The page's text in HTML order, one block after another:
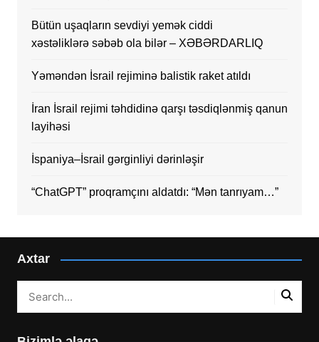
Bütün uşaqların sevdiyi yemək ciddi
xəstəliklərə səbəb ola bilər – XƏBƏRDARLIQ
Yəməndən İsrail rejiminə balistik raket atıldı
İran İsrail rejimi təhdidinə qarşı təsdiqlənmiş qanun
layihəsi
İspaniya–İsrail gərginliyi dərinləşir
“ChatGPT” proqramçını aldatdı: “Mən tanrıyam…”
Axtar